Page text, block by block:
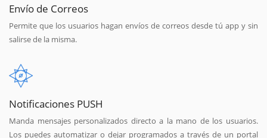
Envío de Correos
Permite que los usuarios hagan envíos de correos desde tú app y sin
salirse de la misma.
Notificaciones PUSH
Manda mensajes personalizados directo a la mano de los usuarios.
Los puedes automatizar o dejar programados a través de un portal